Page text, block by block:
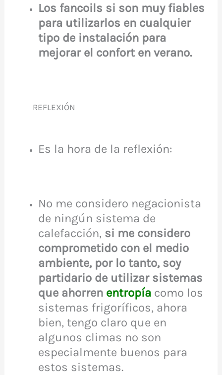
Los fancoils si son muy fiables
para utilizarlos en cualquier
tipo de instalación para
mejorar el confort en verano.
REFLEXIÓN
Es la hora de la reflexión:
No me considero negacionista
de ningún sistema de
calefacción, si me considero
comprometido con el medio
ambiente, por lo tanto, soy
partidario de utilizar sistemas
que ahorren entropía como los
sistemas frigoríficos, ahora
bien, tengo claro que en
algunos climas no son
especialmente buenos para
estos sistemas.